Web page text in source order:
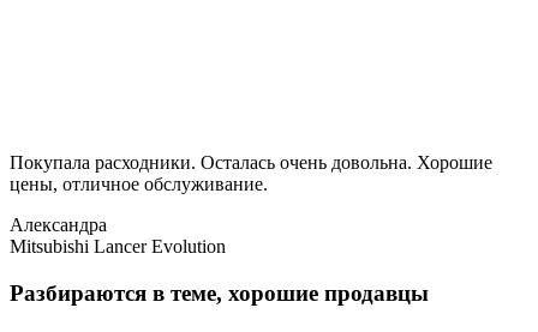
Покупала расходники. Осталась очень довольна. Хорошие
цены, отличное обслуживание.
Александра
Mitsubishi Lancer Evolution
Разбираются в теме, хорошие продавцы